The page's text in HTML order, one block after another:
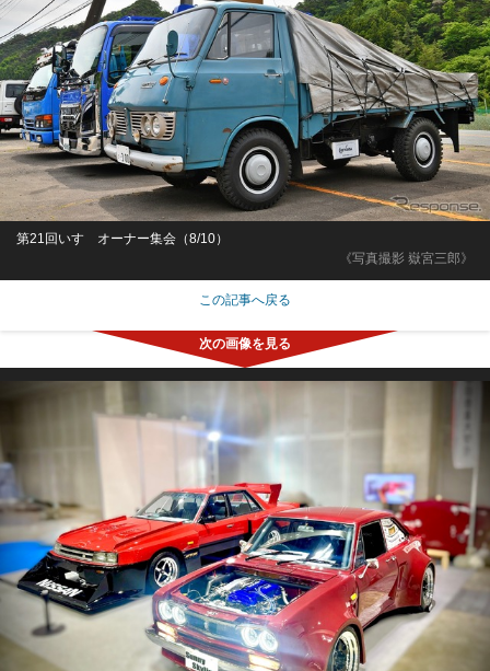
《写真撮影 嶽宮三郎》
第21回いすゞオーナー集会（8/10）
この記事へ戻る